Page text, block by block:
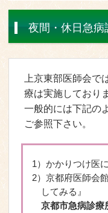
夜間・休日急病
上京東部医師会で
療は実施しており
一般的には下記の
ご参照下さい。
1）かかりつけ医
2）京都府医師会
してみる』
京都市急病診療